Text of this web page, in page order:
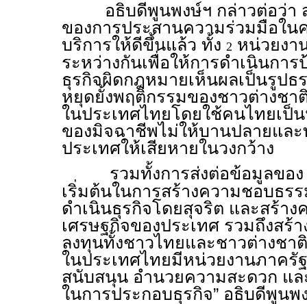
อธิบดีพูนพงษ์ฯ กล่าวต่อว่า ส
ของการประสานความร่วมมือใน
บริการให้ดีขึ้นแล้ว ทั้ง 2 หน่วยงา
ระหว่างกันเพื่อให้การดำเนินกา
ธุรกิจผิดกฎหมายเห็นผลเป็นรูปธ
หยุดยั้งพฤติกรรมของชาวต่างชา
ในประเทศไทยโดยใช้คนไทยเป็
ของมิจฉาชีพไม่ให้บานปลายและ
ประเทศให้เสียหายในวงกว้าง
รวมทั้งการส่งต่อข้อมูลขอ
เริ่มต้นในการสร้างความชอบธร
ดำเนินธุรกิจโดยสุจริต และสร้า
เศรษฐกิจของประเทศ รวมถึงสร้
ลงทุนทั้งชาวไทยและชาวต่างชา
ในประเทศไทยมีหน่วยงานภาครั
สนับสนุน อำนวยความสะดวก แล
ในการประกอบธุรกิจ” อธิบดีพูนพ